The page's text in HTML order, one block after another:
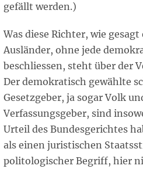
gefällt werden.)
Was diese Richter, wie
Ausländer, ohne jede
beschliessen, steht über der
Der demokratisch gewählte
Gesetzgeber, ja sogar Volk
Verfassungsgeber, sind
Urteil des Bundesgerichtes
als einen juristischen
politologischer Begriff, hier